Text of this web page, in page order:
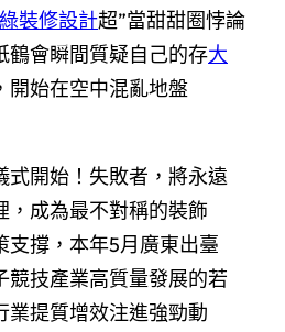
綠裝修設計超”當甜甜圈悖論
鶴會瞬間質疑自己的存大
開始在空中混亂地盤
式開始！失敗者，將永遠
，成為最不對稱的裝飾
支撐，本年5月廣東出臺
競技產業高質量發展的若
業提質增效注進強勁動